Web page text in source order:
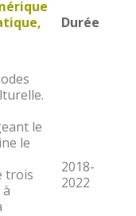
Durée
le
le
trois
2018-
2022